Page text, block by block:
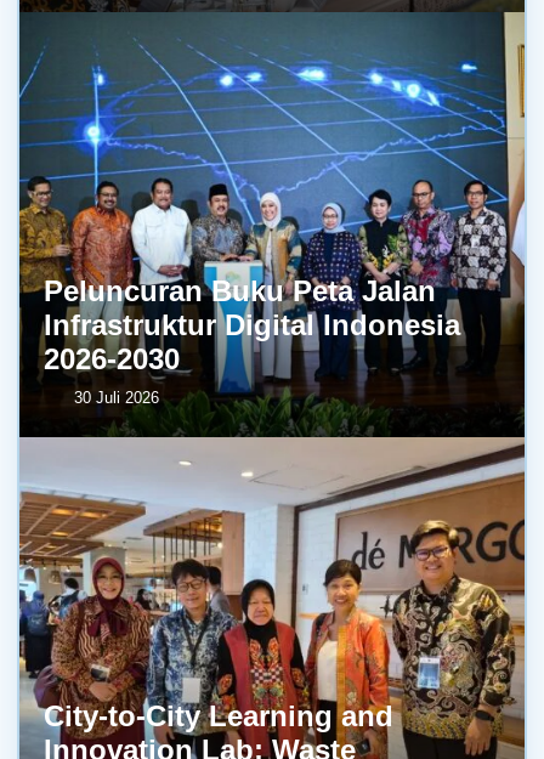
Peluncuran Buku Peta Jalan
Infrastruktur Digital Indonesia
2026-2030
30 Juli 2026
City-to-City Learning and
Innovation Lab: Waste